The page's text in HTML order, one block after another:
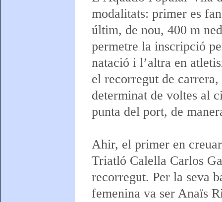
modalitats: primer es
últim, de nou, 400 m
permetre la inscripció
natació i l’altra en
el recorregut de
determinat de voltes al
punta del port, de
Ahir, el primer en
Triatló Calella Carlos
recorregut. Per la seva
femenina va ser Anaïs